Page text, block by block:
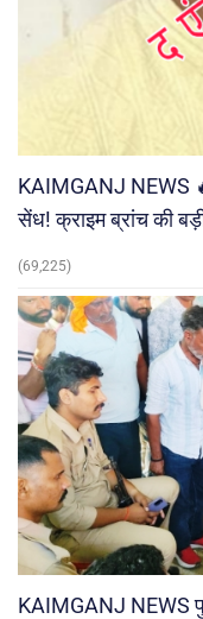
KAIMGANJ NEWS
सेंध! क्राइम ब्रांच की बड़ी
(69,225)
KAIMGANJ NEWS